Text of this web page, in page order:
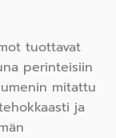
tuottavat
perinteisiin
mitattu
ja